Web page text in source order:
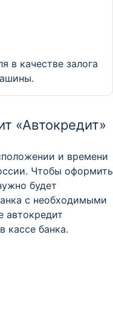
в качестве залога
«Автокредит»
и времени
Чтобы оформить
будет
с необходимыми
автокредит
кассе банка.